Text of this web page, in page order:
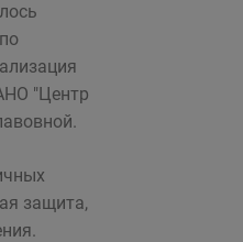
"Центр
защита,